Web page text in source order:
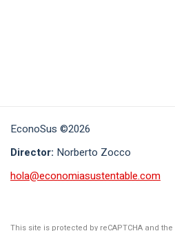
EconoSus ©2026
Director: Norberto Zocco
hola@economiasustentable.com
This site is protected by reCAPTCHA and the